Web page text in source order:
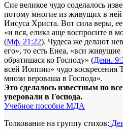
Сие великое чудо соделалось
потому многие из живущих в ней
Иисуса Христа. Вот сила веры,
«и вся, елика аще воспросите в
(Мф. 21:22). Чудеса же делают
его», то есть Енеа, «вси
обратишася ко Господу» (Деян.
всей Иоппии» чудо воскресения
мнози вероваша в Господа».
Это сделалось известным по
уверовали в Господа.
Учебное пособие МДА
Толкование на группу стихов: